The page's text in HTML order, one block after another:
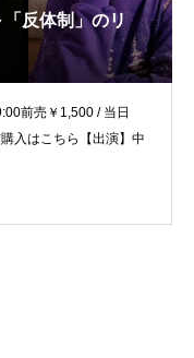
反体制」のリ
前売￥1,500 / 当日
入はこちら【出演】中